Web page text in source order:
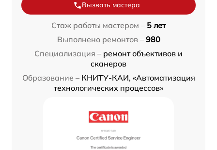
Вызвать мастера
Стаж работы мастером – 5 лет
Выполнено ремонтов – 980
Специализация – ремонт объективов и
сканеров
Образование – КНИТУ-КАИ, «Автоматизация
технологических процессов»